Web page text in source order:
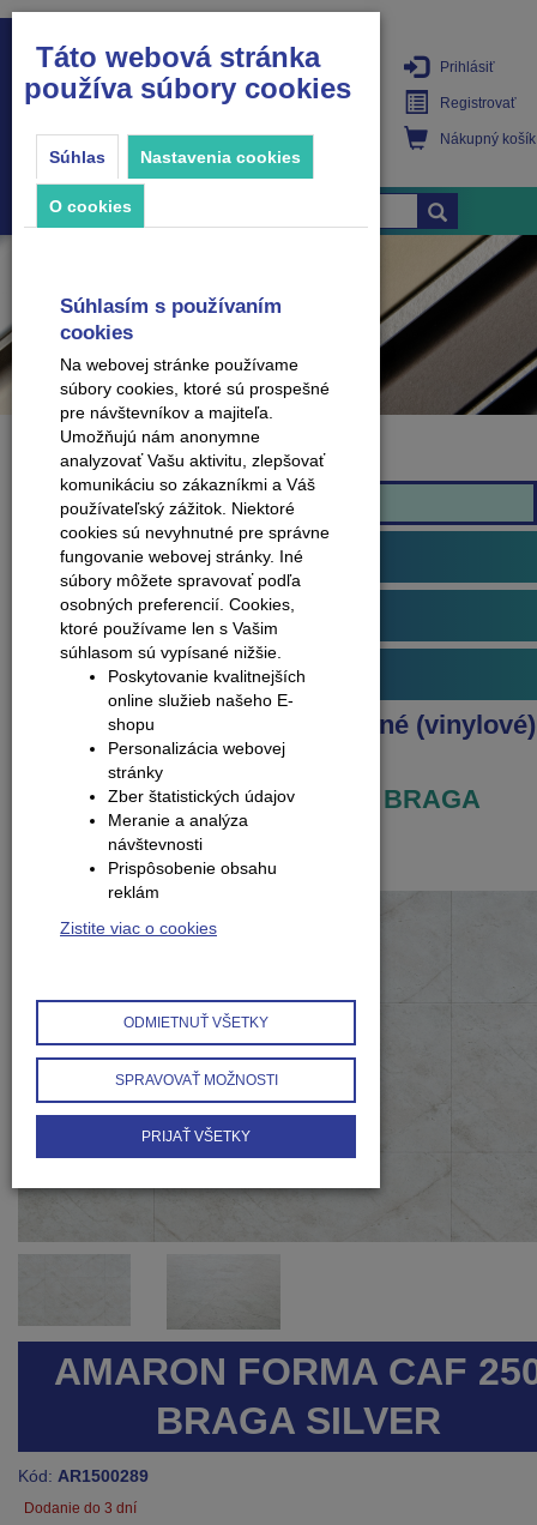
PRODUKTY
Prihlásiť
Registrovať
Nákupný košík
Značka
Arbiton
Plávajúce podlahy
Obvodové lišty (soklové)
Príslušenstvo k podlahám
Produkty
Podlahy kompozitné (vinylové)
Arbiton
AMARON FORMA CAF 250 BRAGA
SILVER
AMARON FORMA CAF
BRAGA SILVER
Kód: AR1500289
Dodanie do 3 dní
Táto webová stránka
používa súbory cookies
Súhlas Nastavenia cookies
O cookies
Súhlasím s používaním
cookies
Na webovej stránke používame
súbory cookies, ktoré sú prospešné
pre návštevníkov a majiteľa.
Umožňujú nám anonymne
analyzovať Vašu aktivitu, zlepšovať
komunikáciu so zákazníkmi a Váš
používateľský zážitok. Niektoré
cookies sú nevyhnutné pre správne
fungovanie webovej stránky. Iné
súbory môžete spravovať podľa
osobných preferencií. Cookies,
ktoré používame len s Vašim
súhlasom sú vypísané nižšie.
Poskytovanie kvalitnejších
online služieb našeho E-
shopu
Personalizácia webovej
stránky
Zber štatistických údajov
Meranie a analýza
návštevnosti
Prispôsobenie obsahu
reklám
Zistite viac o cookies
ODMIETNUŤ VŠETKY
SPRAVOVAŤ MOŽNOSTI
PRIJAŤ VŠETKY